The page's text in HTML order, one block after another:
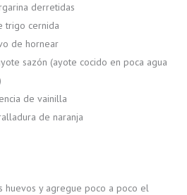
derretidas
trigo cernida
de hornear
sazón (ayote cocido en poca agua
de vainilla
de naranja
huevos y agregue poco a poco el